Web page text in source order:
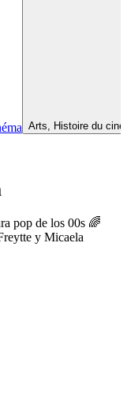
Arts, Histoire du
pop de los 00s 🌈
y Micaela